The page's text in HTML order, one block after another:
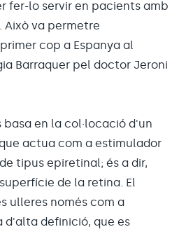
fer-lo servir en pacients amb
Això va permetre
cop a Espanya al
Barraquer pel doctor Jeroni
basa en la col·locació d'un
actua com a estimulador
tipus epiretinal; és a dir,
de la retina. El
ulleres només com a
d'alta definició, que es